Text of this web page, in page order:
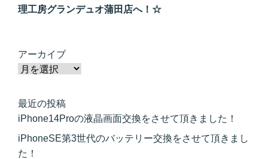
理工房グランデュオ蒲田店へ！☆
アーカイブ
最近の投稿
iPhone14Proの液晶画面交換をさせて頂きました！
iPhoneSE第3世代のバッテリー交換をさせて頂きまし
た！